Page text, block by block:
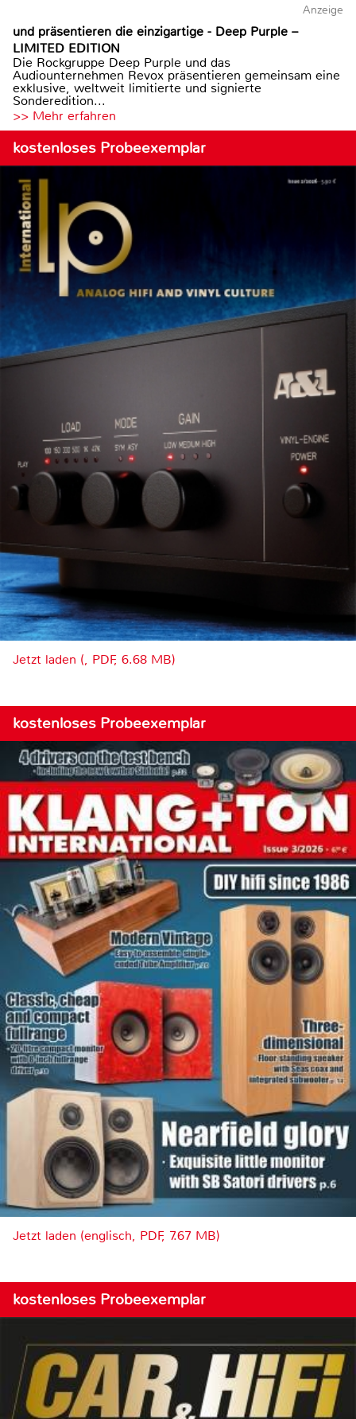
Anzeige
und präsentieren die einzigartige - Deep Purple –
LIMITED EDITION
Die Rockgruppe Deep Purple und das
Audiounternehmen Revox präsentieren gemeinsam eine
exklusive, weltweit limitierte und signierte
Sonderedition...
>> Mehr erfahren
kostenloses Probeexemplar
Jetzt laden (, PDF, 6.68 MB)
kostenloses Probeexemplar
Jetzt laden (englisch, PDF, 7.67 MB)
kostenloses Probeexemplar